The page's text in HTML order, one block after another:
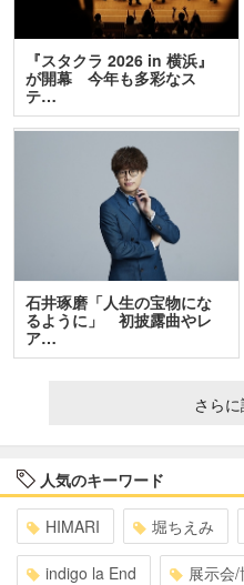
『スタクラ 2026 in 横浜』
が開幕 今年も多彩なス
テ…
石井琢磨「人生の宝物にな
るように」 初披露曲やレ
ア…
さら
人気のキーワード
HIMARI 堀ちえみ
indigo la End 展示会